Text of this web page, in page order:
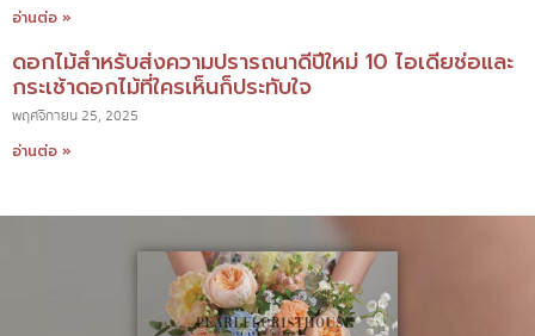
อ่านต่อ »
ดอกไม้สำหรับส่งความปรารถนาดีปีใหม่ 10 ไอเดียช่อและ
กระเช้าดอกไม้ที่ใครเห็นก็ประทับใจ
พฤศจิกายน 25, 2025
อ่านต่อ »